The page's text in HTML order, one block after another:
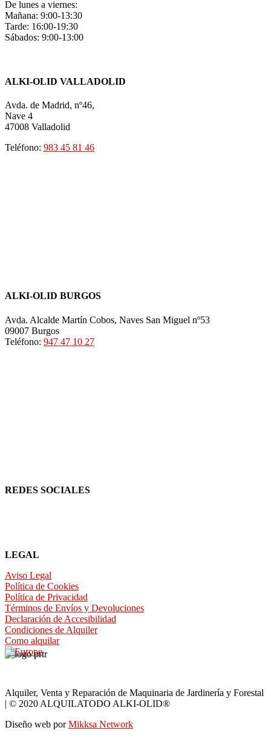
De lunes a viernes:
Mañana: 9:00-13:30
Tarde: 16:00-19:30
Sábados: 9:00-13:00
ALKI-OLID VALLADOLID
Avda. de Madrid, nº46,
Nave 4
47008 Valladolid
Teléfono: 983 45 81 46
ALKI-OLID BURGOS
Avda. Alcalde Martín Cobos, Naves San Miguel nº53
09007 Burgos
Teléfono: 947 47 10 27
REDES SOCIALES
LEGAL
Aviso Legal
Política de Cookies
Política de Privacidad
Términos de Envíos y Devoluciones
Declaración de Accesibilidad
Condiciones de Alquiler
Como alquilar
Alquiler, Venta y Reparación de Maquinaria de Jardinería y Forestal
| © 2020 ALQUILATODO ALKI-OLID®
Diseño web porMikksa Network